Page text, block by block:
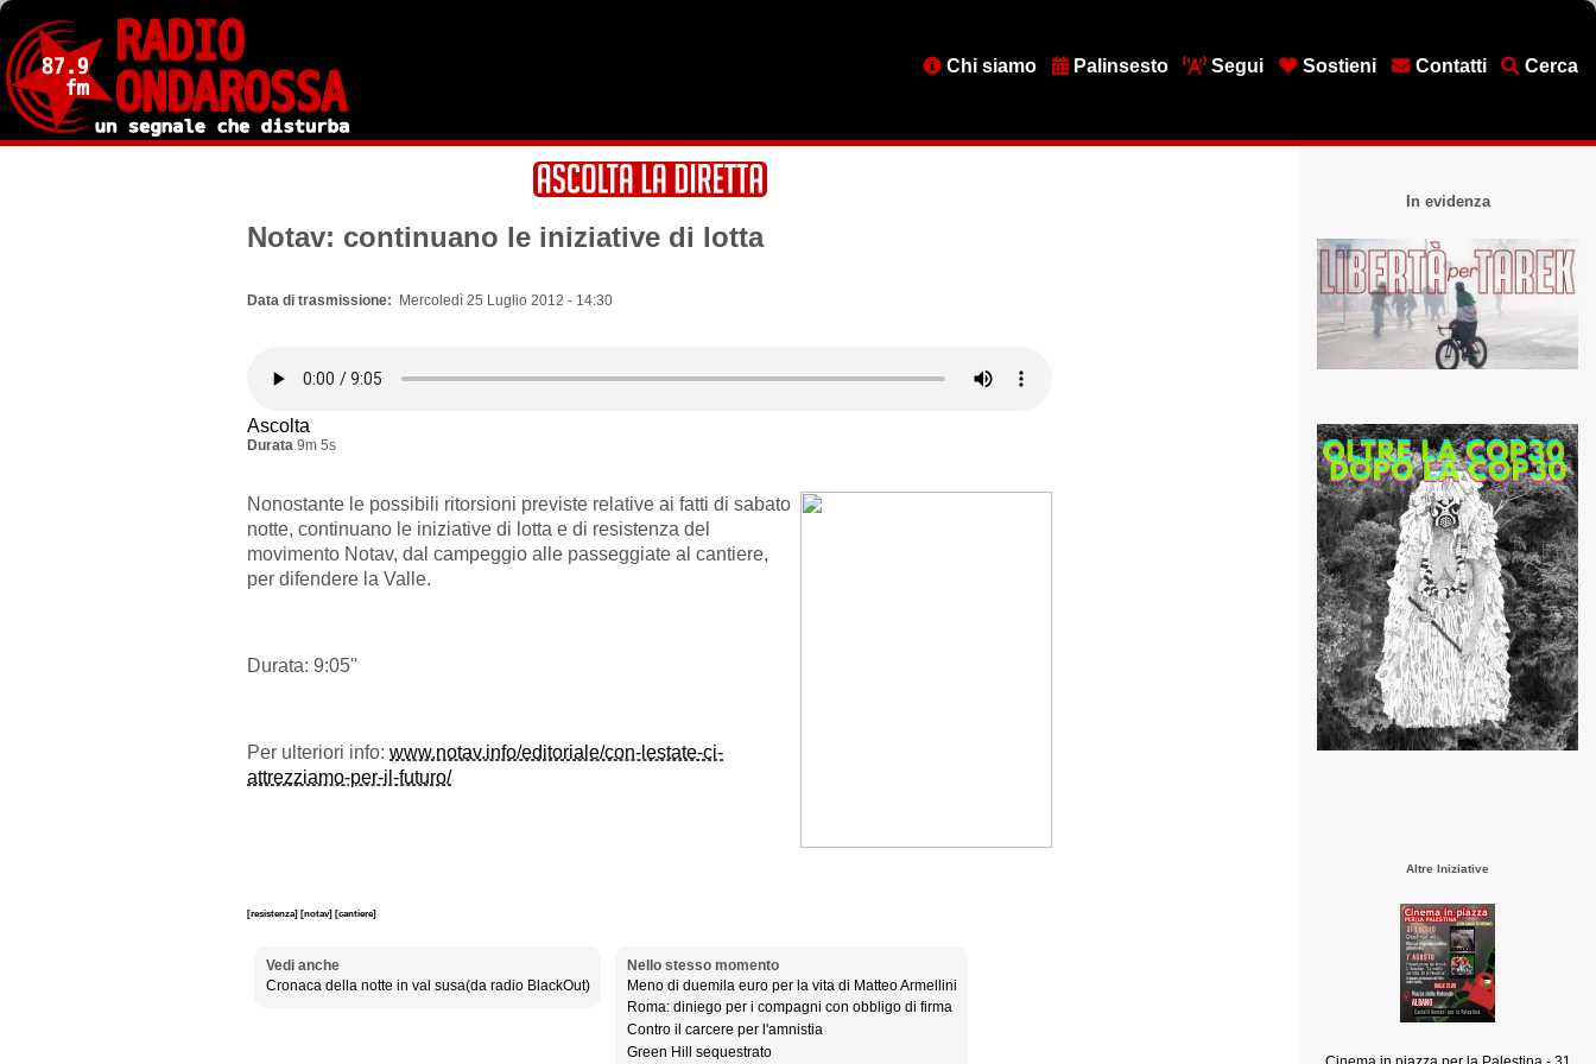
Salta
contenuto
principale
MenuChi siamo Palinsesto Segui Sostieni Contatti Cerca
Notav: continuano le iniziative di lotta
Data di trasmissione Mercoledì 25 Luglio 2012 - 14:30
Ascolta
Durata 9m 5s
Nonostante le possibili ritorsioni previste relative ai fatti di sabato
notte, continuano le iniziative di lotta e di resistenza del
movimento Notav, dal campeggio alle passeggiate al cantiere,
per difendere la Valle.
Durata: 9:05''
Per ulteriori info: www.notav.info/editoriale/con-lestate-ci-
attrezziamo-per-il-futuro/
[resistenza] [notav] [cantiere]
Vedi anche
Cronaca della notte in val susa(da radio BlackOut)
Nello stesso momento
Meno di duemila euro per la vita di Matteo Armellini
Roma: diniego per i compagni con obbligo di firma
Contro il carcere per l'amnistia
Green Hill sequestrato
In evidenza
Altre Iniziative